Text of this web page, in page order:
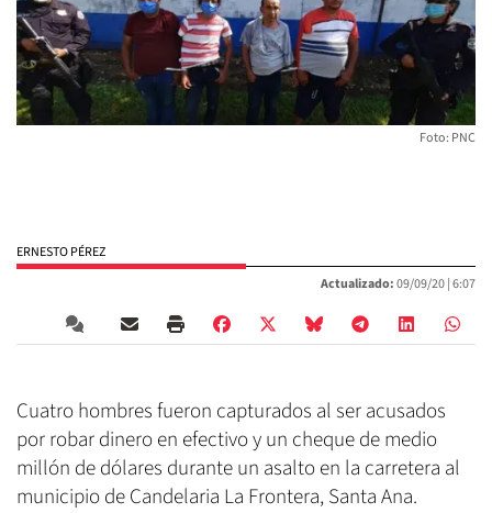
Foto: PNC
ERNESTO PÉREZ
Actualizado:09/09/20 |6:07
Cuatro hombres fueron capturados al ser acusados
por robar dinero en efectivo y un cheque de medio
millón de dólares durante un asalto en la carretera al
municipio de Candelaria La Frontera, Santa Ana.